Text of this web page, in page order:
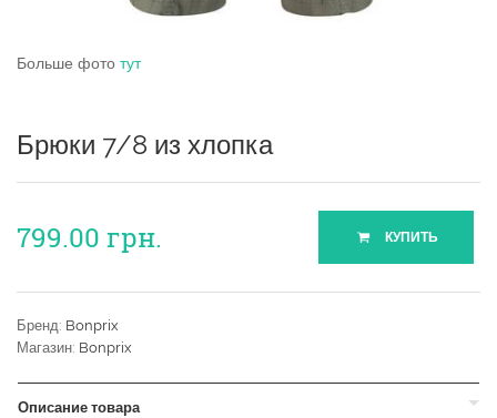
Больше фото тут
Брюки 7/8 из хлопка
799.00 грн. КУПИТЬ
Бренд: Bonprix
Магазин: Bonprix
Описание товара